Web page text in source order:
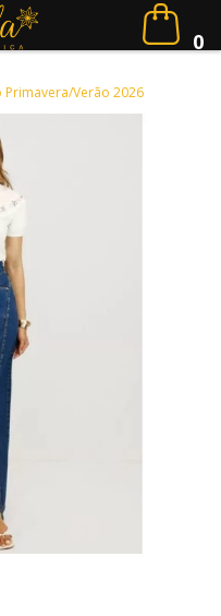
0
Primavera/Verão 2026